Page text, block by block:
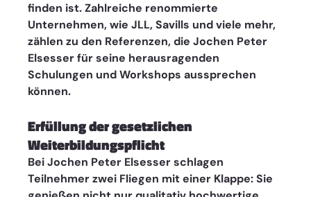
finden ist. Zahlreiche renommierte
Unternehmen, wie JLL, Savills und viele mehr,
zählen zu den Referenzen, die Jochen Peter
Elsesser für seine herausragenden
Schulungen und Workshops aussprechen
können.
Erfüllung der gesetzlichen
Weiterbildungspflicht
Bei Jochen Peter Elsesser schlagen
Teilnehmer zwei Fliegen mit einer Klappe: Sie